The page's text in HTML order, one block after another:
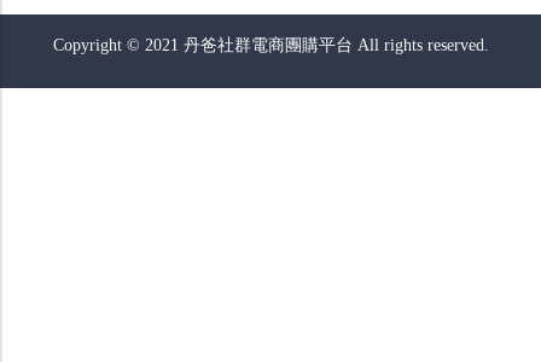
Copyright © 2021 丹爸社群電商團購平台 All rights reserved.